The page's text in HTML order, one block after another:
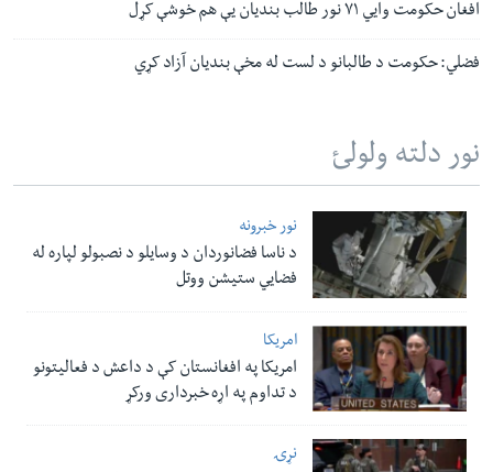
افغان حکومت وايي ۷۱ نور طالب بندیان یې هم خوشې کړل
فضلي: حکومت د طالبانو د لست له مخې بندیان آزاد کړي
نور دلته ولولئ
نور خبرونه
د ناسا فضانوردان د وسایلو د نصبولو لپاره له
فضایي ستیشن ووتل
امریکا
امریکا په افغانستان کې د داعش د فعالیتونو
د تداوم په اړه خبرداری ورکړ
نړۍ